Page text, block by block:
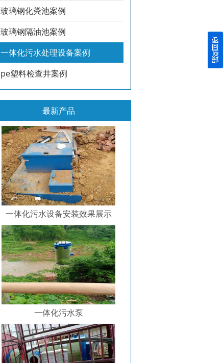
玻璃钢化粪池案例
玻璃钢隔油池案例
一体化污水处理设备案例
pe塑料检查井案例
最新产品
一体化污水设备安装效果展示
一体化污水泵